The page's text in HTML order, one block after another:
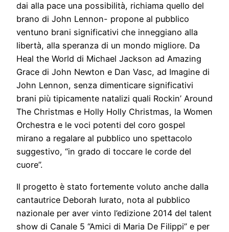
dai alla pace una possibilità, richiama quello del
brano di John Lennon- propone al pubblico
ventuno brani significativi che inneggiano alla
libertà, alla speranza di un mondo migliore. Da
Heal the World di Michael Jackson ad Amazing
Grace di John Newton e Dan Vasc, ad Imagine di
John Lennon, senza dimenticare significativi
brani più tipicamente natalizi quali Rockin’ Around
The Christmas e Holly Holly Christmas, la Women
Orchestra e le voci potenti del coro gospel
mirano a regalare al pubblico uno spettacolo
suggestivo, “in grado di toccare le corde del
cuore”.
Il progetto è stato fortemente voluto anche dalla
cantautrice Deborah Iurato, nota al pubblico
nazionale per aver vinto l’edizione 2014 del talent
show di Canale 5 “Amici di Maria De Filippi” e per